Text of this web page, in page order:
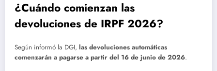
¿Cuándo comienzan las
devoluciones de IRPF 2026?
Según informó la DGI, las devoluciones automáticas
comenzarán a pagarse a partir del 16 de junio de 2026.